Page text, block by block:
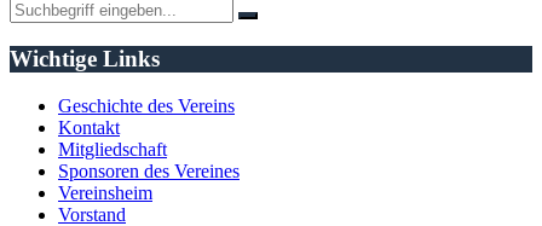
Wichtige Links
Geschichte des Vereins
Kontakt
Mitgliedschaft
Sponsoren des Vereines
Vereinsheim
Vorstand